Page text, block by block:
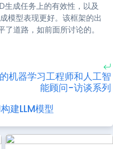
成任务上的有效性，以及
模型表现更好。该框架的出
道路，如前面所讨论的。
机器学习工程师和人工智
能顾问-访谈系列
建LLM模型